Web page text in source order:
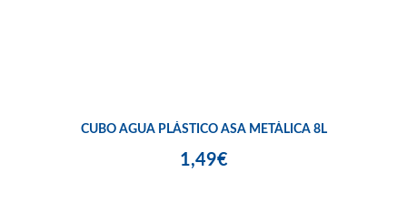
CUBO AGUA PLÁSTICO ASA METÁLICA 8L
1,49€